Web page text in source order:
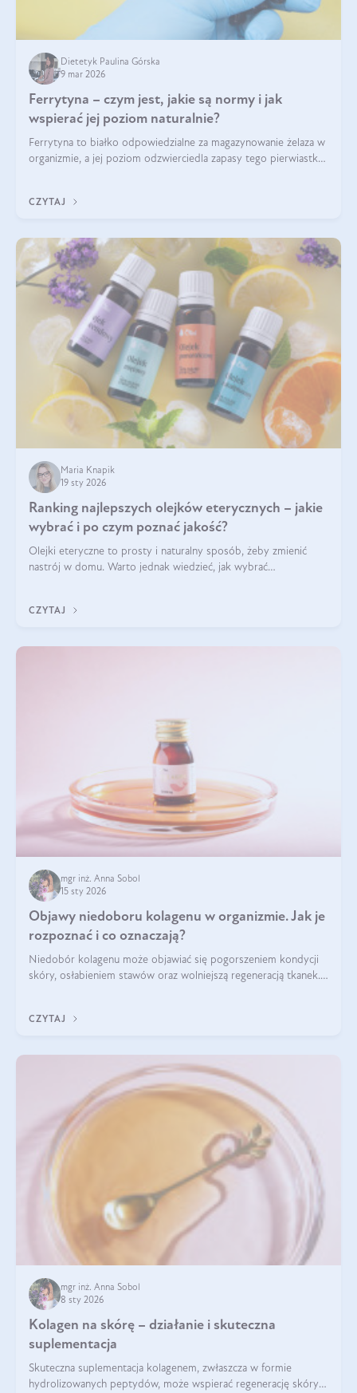
Dietetyk Paulina Górska
9 mar 2026
Ferrytyna – czym jest, jakie są normy i jak
wspierać jej poziom naturalnie?
Ferrytyna to białko odpowiedzialne za magazynowanie żelaza w
organizmie, a jej poziom odzwierciedla zapasy tego pierwiastka.
funkcjonowanie (
CZYTAJ
Maria Knapik
19 sty 2026
Ranking najlepszych olejków eterycznych – jakie
wybrać i po czym poznać jakość?
Olejki eteryczne to prosty i naturalny sposób, żeby zmienić
nastrój w domu. Warto jednak wiedzieć, jak wybrać
kryteria wyboru!
CZYTAJ
mgr inż. Anna Sobol
15 sty 2026
Objawy niedoboru kolagenu w organizmie. Jak je
rozpoznać i co oznaczają?
Niedobór kolagenu może objawiać się pogorszeniem kondycji
skóry, osłabieniem stawów oraz wolniejszą regeneracją tkanek.
osłabienie włosów.
CZYTAJ
mgr inż. Anna Sobol
8 sty 2026
Kolagen na skórę – działanie i skuteczna
suplementacja
Skuteczna suplementacja kolagenem, zwłaszcza w formie
hydrolizowanych peptydów, może wspierać regenerację skóry i